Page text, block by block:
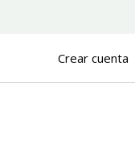
Crear cuenta